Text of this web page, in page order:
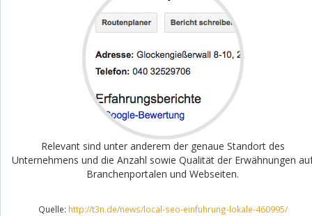
Relevant sind unter anderem der genaue Standort des
Unternehmens und die Anzahl sowie Qualität der Erwähnungen
Branchenportalen und Webseiten.
Quelle: http://t3n.de/news/local-seo-einfuhrung-lokale-460995/